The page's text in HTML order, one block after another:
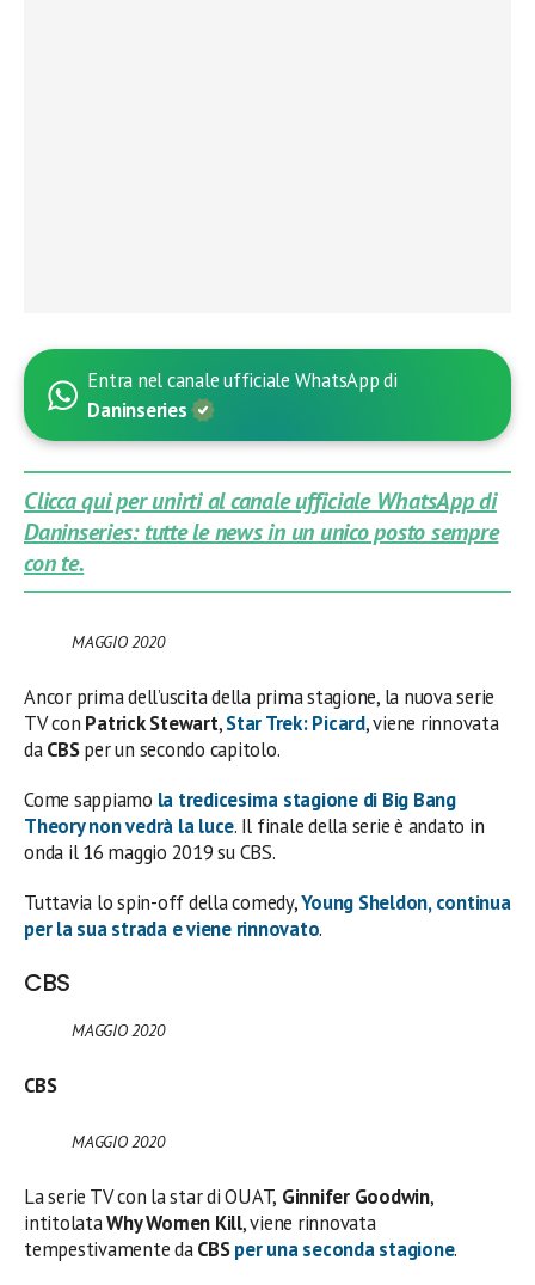
Entra nel canale ufficiale WhatsApp di
Daninseries
Clicca qui per unirti al canale ufficiale WhatsApp di
Daninseries: tutte le news in un unico posto sempre
con te.
MAGGIO2020
Ancor prima dell’uscita della prima stagione, la nuova serie
TV con Patrick Stewart,Star Trek: Picard, viene rinnovata
daCBSper un secondo capitolo.
Come sappiamo la tredicesima stagione di Big Bang
Theorynon vedrà la luce. Il finale della serie è andato in
onda il 16 maggio 2019 su CBS.
Tuttavia lo spin-off della comedy,Young Sheldon, continua
per la sua strada e viene rinnovato.
CBS
MAGGIO2020
CBS
MAGGIO2020
La serie TV con la star di OUAT, Ginnifer Goodwin,
intitolataWhy Women Kill, viene rinnovata
tempestivamente daCBSper una seconda stagione.